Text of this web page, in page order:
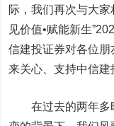
际，我们再次与大家
见价值•赋能新生
信建投证券对各位
来关心、支持中信建
在过去的两年多